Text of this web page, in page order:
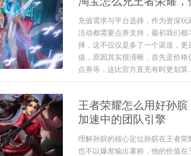
充值需求与平台选择，作为资深
活动都需要点券支持，最初我们
择，这不仅仅是多了一个渠道，
值，原因其实很清晰，首先是价
点券等，这比官方直充有时更划算
王者荣耀怎么用好孙
加速中的团队引擎
理解孙膑的核心定位孙膑在王者
也不以爆发输出著称，他的价值